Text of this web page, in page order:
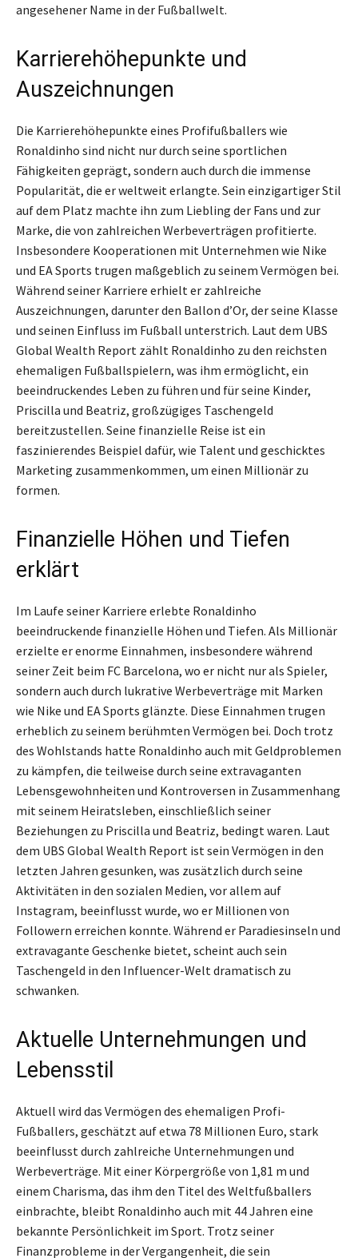
angesehener Name in der Fußballwelt.
Karrierehöhepunkte und
Auszeichnungen
Die Karrierehöhepunkte eines Profifußballers wie
Ronaldinho sind nicht nur durch seine sportlichen
Fähigkeiten geprägt, sondern auch durch die immense
Popularität, die er weltweit erlangte. Sein einzigartiger Stil
auf dem Platz machte ihn zum Liebling der Fans und zur
Marke, die von zahlreichen Werbeverträgen profitierte.
Insbesondere Kooperationen mit Unternehmen wie Nike
und EA Sports trugen maßgeblich zu seinem Vermögen bei.
Während seiner Karriere erhielt er zahlreiche
Auszeichnungen, darunter den Ballon d’Or, der seine Klasse
und seinen Einfluss im Fußball unterstrich. Laut dem UBS
Global Wealth Report zählt Ronaldinho zu den reichsten
ehemaligen Fußballspielern, was ihm ermöglicht, ein
beeindruckendes Leben zu führen und für seine Kinder,
Priscilla und Beatriz, großzügiges Taschengeld
bereitzustellen. Seine finanzielle Reise ist ein
faszinierendes Beispiel dafür, wie Talent und geschicktes
Marketing zusammenkommen, um einen Millionär zu
formen.
Finanzielle Höhen und Tiefen
erklärt
Im Laufe seiner Karriere erlebte Ronaldinho
beeindruckende finanzielle Höhen und Tiefen. Als Millionär
erzielte er enorme Einnahmen, insbesondere während
seiner Zeit beim FC Barcelona, wo er nicht nur als Spieler,
sondern auch durch lukrative Werbeverträge mit Marken
wie Nike und EA Sports glänzte. Diese Einnahmen trugen
erheblich zu seinem berühmten Vermögen bei. Doch trotz
des Wohlstands hatte Ronaldinho auch mit Geldproblemen
zu kämpfen, die teilweise durch seine extravaganten
Lebensgewohnheiten und Kontroversen in Zusammenhang
mit seinem Heiratsleben, einschließlich seiner
Beziehungen zu Priscilla und Beatriz, bedingt waren. Laut
dem UBS Global Wealth Report ist sein Vermögen in den
letzten Jahren gesunken, was zusätzlich durch seine
Aktivitäten in den sozialen Medien, vor allem auf
Instagram, beeinflusst wurde, wo er Millionen von
Followern erreichen konnte. Während er Paradiesinseln und
extravagante Geschenke bietet, scheint auch sein
Taschengeld in den Influencer-Welt dramatisch zu
schwanken.
Aktuelle Unternehmungen und
Lebensstil
Aktuell wird das Vermögen des ehemaligen Profi-
Fußballers, geschätzt auf etwa 78 Millionen Euro, stark
beeinflusst durch zahlreiche Unternehmungen und
Werbeverträge. Mit einer Körpergröße von 1,81 m und
einem Charisma, das ihm den Titel des Weltfußballers
einbrachte, bleibt Ronaldinho auch mit 44 Jahren eine
bekannte Persönlichkeit im Sport. Trotz seiner
Finanzprobleme in der Vergangenheit, die sein